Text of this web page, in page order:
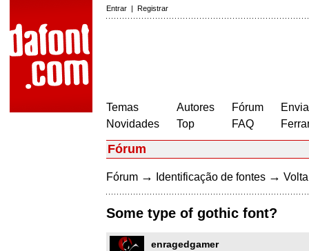
Entrar | Registrar
Temas
Novidades
Autores
Top
Fórum
FAQ
Fórum
Fórum → Identificação de fontes →
Some type of gothic font?
enragedgamer